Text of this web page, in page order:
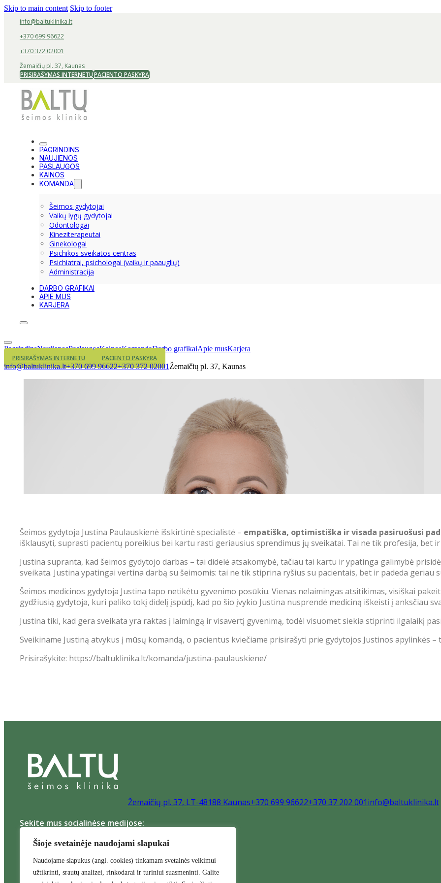
Šioje svetainėje naudojami slapukai
Naudojame slapukus (angl. cookies) tinkamam svetainės veikimui
užtikrinti, srautų analizei, rinkodarai ir turiniui suasmeninti. Galite
Skip to main content Skip to footer
info@baltuklinika.lt
+370 699 96622
+370 372 02001
Žemaičių pl. 37, Kaunas
PRISIRAŠYMAS INTERNETUPACIENTO PASKYRA
PAGRINDINS
NAUJIENOS
PASLAUGOS
KAINOS
KOMANDA
Šeimos gydytojai
Vaikų lygų gydytojai
Odontologai
Kineziterapeutai
Ginekologai
Psichikos sveikatos centras
Psichiatrai, psichologai (vaikų ir paauglių)
Administracija
DARBO GRAFIKAI
APIE MUS
KARJERA
PagrindinsNaujienosPaslaugosKainosKomandaDarbo grafikaiApie musKarjera
PRISIRAŠYMAS INTERNETU
PACIENTO PASKYRA
info@baltuklinika.lt+370 699 96622+370 372 02001 Žemaičių pl. 37, Kaunas
NAUJA ŠEIMOS GYDYTOJA BALTŲ KLINIKOJE –
PRADŽIA / NAUJIENOS / NAUJA ŠEIMOS GYDYTOJA BALTŲ KLINIKOJE - JUSTINA
Šeimos gydytoja Justina Paulauskienė išskirtinė specialistė – empatiška, optimistiška ir visada pasiruošusi
išklausyti, suprasti pacientų poreikius bei kartu rasti geriausius sprendimus jų sveikatai. Tai ne tik profesija, bet
Justina supranta, kad šeimos gydytojo darbas – tai didelė atsakomybė, tačiau tai kartu ir ypatinga galimybė
sveikata. Justina ypatingai vertina darbą su šeimomis: tai ne tik stiprina ryšius su pacientais, bet ir padeda geriau
Šeimos medicinos gydytoja Justina tapo netikėtu gyvenimo posūkiu. Vienas nelaimingas atsitikimas, visiškai
gydžiusią gydytoja, kuri paliko tokį didelį įspūdį, kad po šio įvykio Justina nusprendė mediciną iškeisti į anksčiau
Justina tiki, kad gera sveikata yra raktas į laimingą ir visavertį gyvenimą, todėl visuomet siekia stiprinti ilgalaikį
Sveikiname Justiną atvykus į mūsų komandą, o pacientus kviečiame prisirašyti prie gydytojos Justinos apylinkės
Prisirašykite: https://baltuklinika.lt/komanda/justina-paulauskiene/
Žemaičių pl. 37, LT-48188 Kaunas+370 699 96622+370 37 202 001info@baltuklinika.lt
Sekite mus socialinėse medijose: